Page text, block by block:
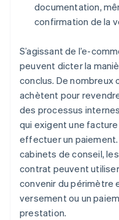
documentation,
confirmation de la
S’agissant de l’e-
peuvent dicter la
conclus. De nombreux
achètent pour
des processus
qui exigent une
effectuer un paiement.
cabinets de conseil,
contrat peuvent
convenir du périmètre
versement ou un
prestation.